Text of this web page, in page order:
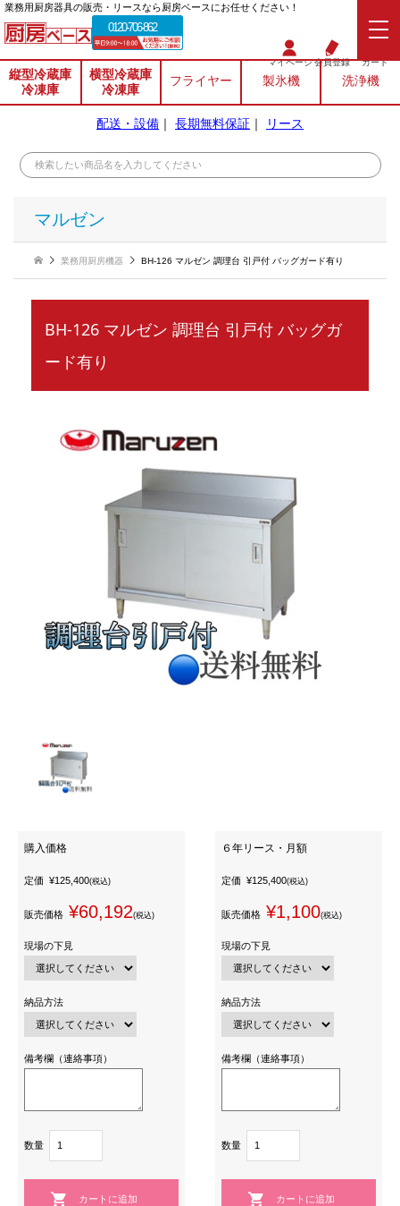
業務⽤厨房器具の販売・リースなら厨房ベースにお任せください！
0120-706-862
マイページ会員登録 カート
縦型冷蔵庫
冷凍庫
横型冷蔵庫
冷凍庫
フライヤー 製氷機 洗浄機
配送・設備 ｜ 長期無料保証 ｜ リース
マルゼン
業務用厨房機器 BH-126 マルゼン 調理台 引戸付 バッグガード有り
BH-126 マルゼン 調理台 引戸付 バッグガ
ード有り
購入価格
定価 ¥125,400(税込)
販売価格 ¥60,192(税込)
現場の下見
納品方法
備考欄（連絡事項）
数量
６年リース・月額
定価 ¥125,400(税込)
販売価格 ¥1,100(税込)
現場の下見
納品方法
備考欄（連絡事項）
数量